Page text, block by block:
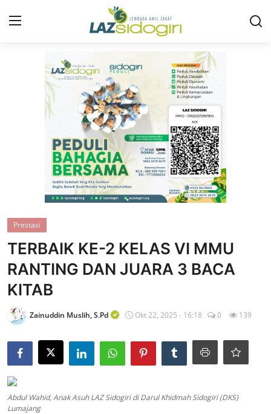
Masuk Daftar
Konsultasi ZIS
Publikasi
Edukasi ZIS
Contact
Majalah
Gallery
Donasi
Prestasi
TERBAIK KE-2 KELAS VI MMU
RANTING DAN JUARA 3 BACA
KITAB
Zainuddin Muslih, S.Pd Okt 22, 2025 - 16:18 0 139
Abdul Wahid, Anak Asuh LAZ Sidogiri di Darul Khidmah Sidogiri (DKS)
Lumajang